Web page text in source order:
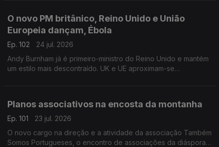
O novo PM britânico, Reino Unido e União
Europeia dançam, Ébola
Ep. 102
24 jul. 2026
Andy Burnham já é primeiro-ministro do Reino Unido e mantém
um estilo mais descontraído. UK e UE aproximam-se
Planos associativos na encosta da montanha
Ep. 101
23 jul. 2026
O novo cargo na direção e a atividade da associação Também
Somos Portugueses, o encontro de associações da diáspora